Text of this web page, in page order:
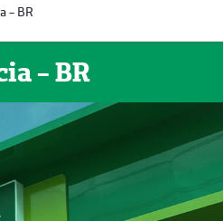
- BR
- BR